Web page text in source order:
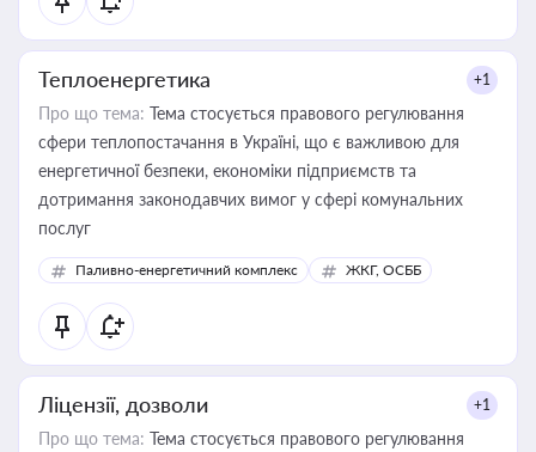
Теплоенергетика +1
Про що тема: Тема стосується правового регулювання
сфери теплопостачання в Україні, що є важливою для
енергетичної безпеки, економіки підприємств та
дотримання законодавчих вимог у сфері комунальних
послуг
Паливно-енергетичний комплекс ЖКГ, ОСББ
Ліцензії, дозволи +1
Про що тема: Тема стосується правового регулювання